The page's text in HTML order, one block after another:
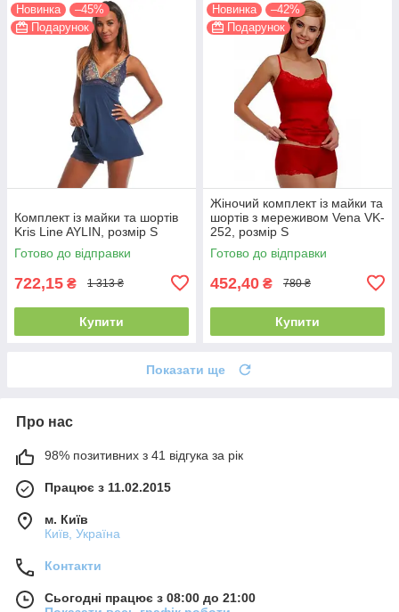
Новинка
–45%
Подарунок
Комплект із майки та шортів
Kris Line AYLIN, розмір S
Готово до відправки
722,15 ₴ 1 313 ₴
Купити
Новинка
–42%
Подарунок
Жіночий комплект із майки та
шортів з мереживом Vena VK-
252, розмір S
Готово до відправки
452,40 ₴ 780 ₴
Купити
Показати ще
Про нас
98% позитивних з 41 відгука за рік
Працює з 11.02.2015
м. Київ
Київ, Україна
Контакти
Сьогодні працює з 08:00 до 21:00